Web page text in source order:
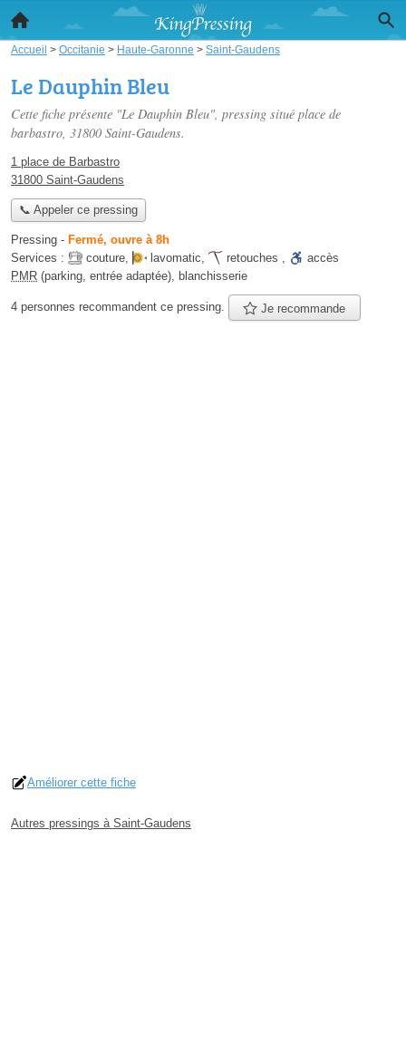
Accueil > Occitanie > Haute-Garonne > Saint-Gaudens
Le Dauphin Bleu
Cette fiche présente "Le Dauphin Bleu", pressing situé place de
barbastro, 31800 Saint-Gaudens.
1 place de Barbastro
31800 Saint-Gaudens
📞 Appeler ce pressing
Pressing - Fermé, ouvre à 8h
Services :
couture, lavomatic, retouches ,
accès
PMR (parking, entrée adaptée), blanchisserie
4 personnes recommandent ce pressing. Je recommande
Améliorer cette fiche
Autres pressings à Saint-Gaudens